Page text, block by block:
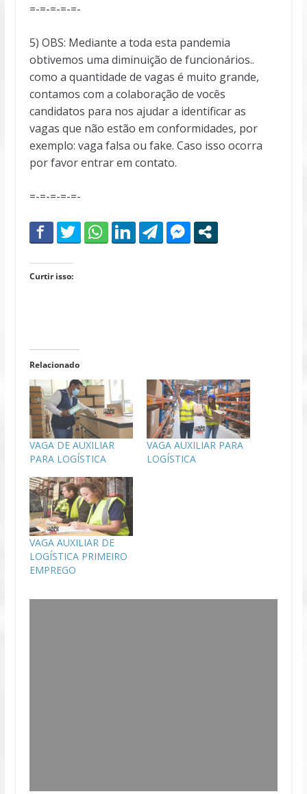
=-=-=-=-=-
5) OBS: Mediante a toda esta pandemia
obtivemos uma diminuição de funcionários..
como a quantidade de vagas é muito grande,
contamos com a colaboração de vocês
candidatos para nos ajudar a identificar as
vagas que não estão em conformidades, por
exemplo: vaga falsa ou fake. Caso isso ocorra
por favor entrar em contato.
=-=-=-=-=-
Curtir isso:
Relacionado
VAGA DE AUXILIAR
PARA LOGÍSTICA
VAGA AUXILIAR PARA
LOGÍSTICA
VAGA AUXILIAR DE
LOGÍSTICA PRIMEIRO
EMPREGO